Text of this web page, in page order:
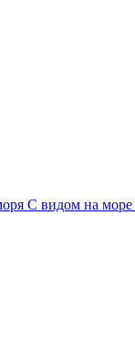
С видом на море